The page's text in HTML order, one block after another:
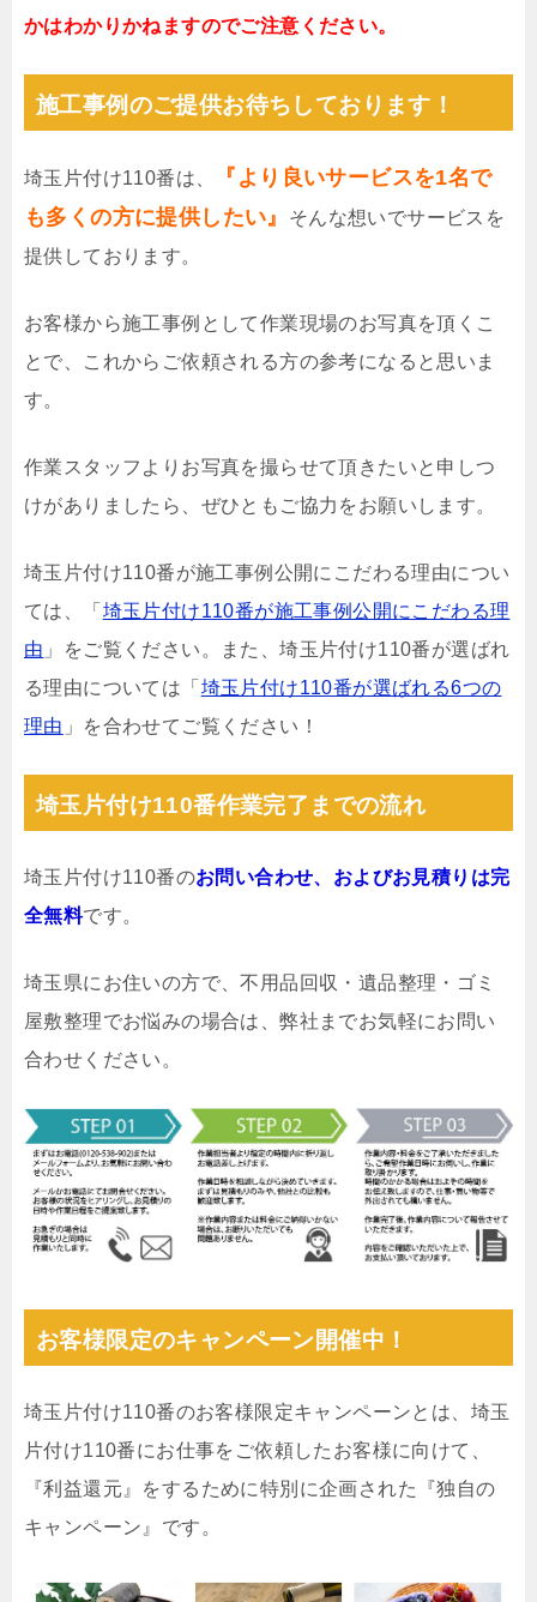
かはわかりかねますのでご注意ください。
施工事例のご提供お待ちしております！
埼玉片付け110番は、
『より良いサービスを1名で
も多くの方に提供したい』
そんな想いでサービスを
提供しております。
お客様から施工事例として作業現場のお写真を頂くこ
とで、これからご依頼される方の参考になると思いま
す。
作業スタッフよりお写真を撮らせて頂きたいと申しつ
けがありましたら、ぜひともご協力をお願いします。
埼玉片付け110番が施工事例公開にこだわる理由につい
ては、「 埼玉片付け110番が施工事例公開にこだわる理
由 」をご覧ください。また、埼玉片付け110番が選ばれ
る理由については「 埼玉片付け110番が選ばれる6つの
理由 」を合わせてご覧ください！
埼玉片付け110番作業完了までの流れ
埼玉片付け110番のお問い合わせ、およびお見積りは完
全無料です。
埼玉県にお住いの方で、不用品回収・遺品整理・ゴミ
屋敷整理でお悩みの場合は、弊社までお気軽にお問い
合わせください。
お客様限定のキャンペーン開催中！
埼玉片付け110番のお客様限定キャンペーンとは、埼玉
片付け110番にお仕事をご依頼したお客様に向けて、
『利益還元』をするために特別に企画された『独自の
キャンペーン』です。